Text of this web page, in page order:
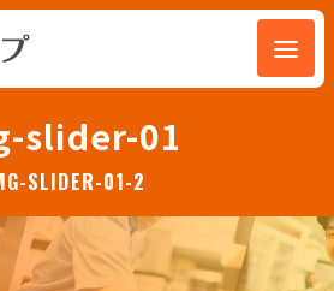
slider-01
SLIDER-01-2